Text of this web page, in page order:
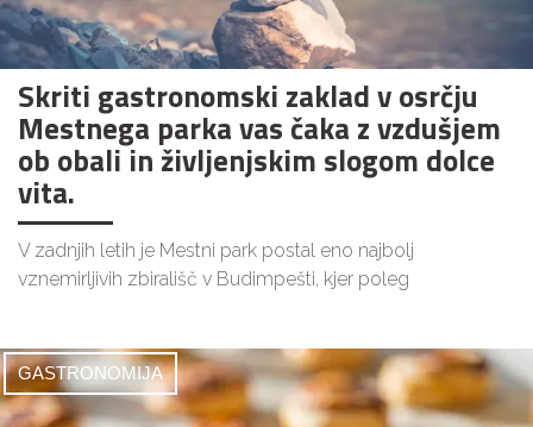
Skriti gastronomski zaklad v osrčju
Mestnega parka vas čaka z vzdušjem
ob obali in življenjskim slogom dolce
vita.
V zadnjih letih je Mestni park postal eno najbolj
vznemirljivih zbirališč v Budimpešti, kjer poleg
GASTRONOMIJA